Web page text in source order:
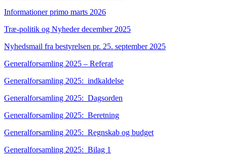
Informationer primo marts 2026
Træ-politik og Nyheder december 2025
Nyhedsmail fra bestyrelsen pr. 25. september 2025
Generalforsamling 2025 – Referat
Generalforsamling 2025: indkaldelse
Generalforsamling 2025: Dagsorden
Generalforsamling 2025: Beretning
Generalforsamling 2025: Regnskab og budget
Generalforsamling 2025: Bilag 1